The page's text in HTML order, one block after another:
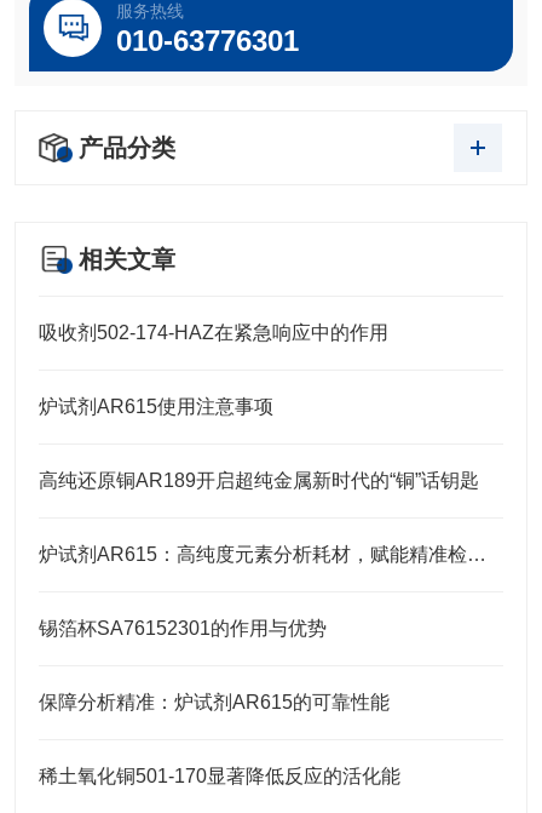
服务热线
010-63776301
产品分类
相关文章
吸收剂502-174-HAZ在紧急响应中的作用
炉试剂AR615使用注意事项
高纯还原铜AR189开启超纯金属新时代的“铜”话钥匙
炉试剂AR615：高纯度元素分析耗材，赋能精准检测高效推进
锡箔杯SA76152301的作用与优势
保障分析精准：炉试剂AR615的可靠性能
稀土氧化铜501-170显著降低反应的活化能